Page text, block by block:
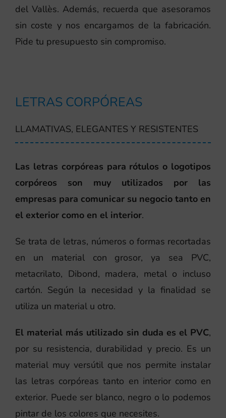
del Vallès. Además, recuerda que asesoramos
sin coste y nos encargamos de la fabricación.
Pide tu presupuesto sin compromiso.
LETRAS CORPÓREAS
LLAMATIVAS, ELEGANTES Y RESISTENTES
Las letras corpóreas para rótulos o logotipos
corpóreos son muy utilizados por las
empresas para comunicar su negocio tanto en
el exterior como en el interior.
Se trata de letras, números o formas recortadas
en un material con grosor, ya sea PVC,
metacrilato, Dibond, madera, metal o incluso
cartón. Según la necesidad y la finalidad se
utiliza un material u otro.
El material más utilizado sin duda es el PVC,
por su resistencia, durabilidad y precio. Es un
material muy versútil que nos permite instalar
las letras corpóreas tanto en interior como en
exterior. Puede ser blanco, negro o lo podemos
pintar de los colores que necesites.